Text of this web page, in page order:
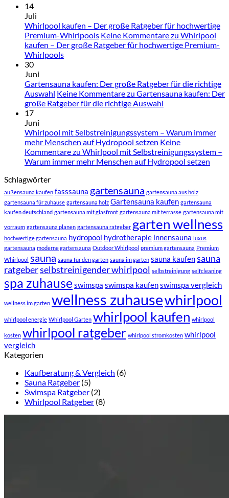
14
Juli
Whirlpool kaufen – Der große Ratgeber für hochwertige
Premium-Whirlpools Keine Kommentarezu Whirlpool
kaufen – Der große Ratgeber für hochwertige Premium-
Whirlpools
30
Juni
Gartensauna kaufen: Der große Ratgeber für die richtige
Auswahl Keine Kommentarezu Gartensauna kaufen: Der
große Ratgeber für die richtige Auswahl
17
Juni
Whirlpool mit Selbstreinigungssystem – Warum immer
mehr Menschen auf Hydropool setzen Keine
Kommentarezu Whirlpool mit Selbstreinigungssystem –
Warum immer mehr Menschen auf Hydropool setzen
Schlagwörter
außensauna kaufen fasssauna gartensauna gartensauna aus holz
gartensauna für zuhause gartensauna holz Gartensauna kaufen gartensauna
kaufen deutschland gartensauna mit glasfront gartensauna mit terrasse gartensauna mit
vorraum gartensauna planen gartensauna ratgeber garten wellness
hochwertige gartensauna hydropool hydrotherapie innensauna luxus
gartensauna moderne gartensauna Outdoor Whirlpool premium gartensauna Premium
Whirlpool sauna sauna für den garten sauna im garten sauna kaufensauna
ratgeberselbstreinigender whirlpool selbstreinigung selfcleaning
spa zuhause swimspa swimspa kaufenswimspa vergleich
wellness im garten wellness zuhausewhirlpool
whirlpool energie Whirlpool Garten whirlpool kaufen whirlpool
kosten whirlpool ratgeber whirlpool stromkosten whirlpool
vergleich
Kategorien
Kaufberatung & Vergleich (6)
Sauna Ratgeber (5)
Swimspa Ratgeber (2)
Whirlpool Ratgeber (8)